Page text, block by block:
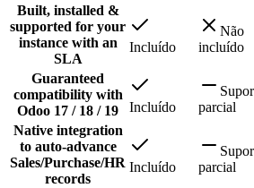
Built, installed &
supported for your
instance with an
SLA
Incluído
Não
incluído
Guaranteed
compatibility with
Odoo 17 / 18 / 19
Incluído
parcial
Native integration
to auto-advance
Sales/Purchase/HR
records
Incluído
parcial